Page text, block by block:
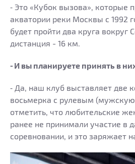
⁃ Это «Кубок вызова», которые
акватории реки Москвы с 1992
будет пройти два круга вокруг
дистанция - 16 км.
⁃ И вы планируете принять в
⁃ Да, наш клуб выставляет две
восьмерка с рулевым
отметить, что любительские
ранее не принимали участие в
соревновании, и это заряжает